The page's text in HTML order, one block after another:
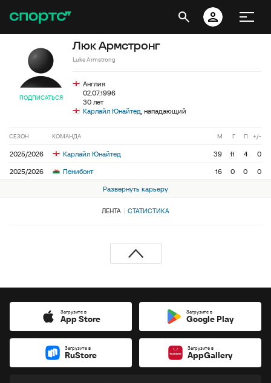
ПОДПИСАТЬСЯ
Люк Армстронг
Luke Armstrong
Англия
02.07.1996
30 лет
Карлайл Юнайтед, нападающий
СЕЗОН КОМАНДА М Г П +/−
2025/2026 Карлайл Юнайтед 39 11 4
0
2025/2026
Пенибонт 16 0 0
0
Развернуть карьеру
ЛЕНТА СТАТИСТИКА
Загрузите в
App Store
Загрузите в
Google Play
Загрузите в
RuStore
Загрузите в
AppGallery